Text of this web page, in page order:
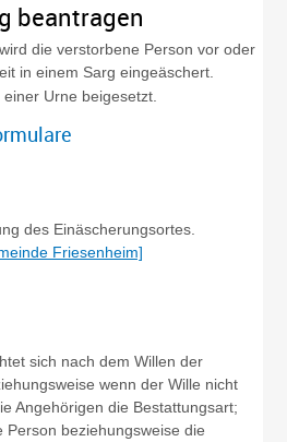
beantragen
die verstorbene Person vor oder
in einem Sarg eingeäschert.
Urne beigesetzt.
des Einäscherungsortes.
Friesenheim]
sich nach dem Willen der
wenn der Wille nicht
Angehörigen die Bestattungsart;
beziehungsweise die